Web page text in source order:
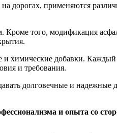
дорогах, применяются
Кроме того, модификация
химические добавки. Каждый
и требования.
долговечные и
и опыта со